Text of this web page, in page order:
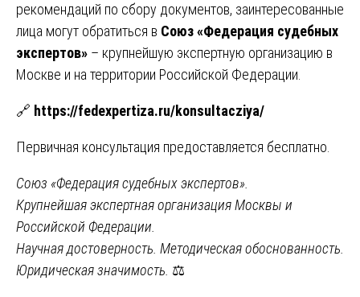
рекомендаций по сбору документов, заинтересованные
лица могут обратиться в Союз «Федерация судебных
экспертов» – крупнейшую экспертную организацию в
Москве и на территории Российской Федерации.
🔗 https://fedexpertiza.ru/konsultacziya/
Первичная консультация предоставляется бесплатно.
Союз «Федерация судебных экспертов».
Крупнейшая экспертная организация Москвы и
Российской Федерации.
Научная достоверность. Методическая обоснованность.
Юридическая значимость. ⚖️